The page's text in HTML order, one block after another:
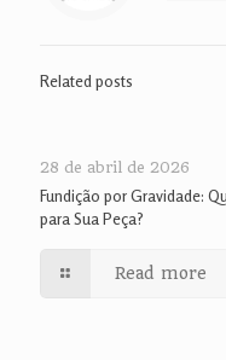
Related posts
28 de abril de 2026
Fundição por Gravidade:
para Sua Peça?
Read more